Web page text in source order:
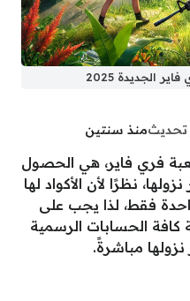
الجديدة 2025
تحديثمنذ سنتين
فري فاير، هي الحصول
نزولها، نظرًا لأن الأكواد لها
فقط، لذا يجب على
كافة الحسابات الرسمية
مباشرةً.